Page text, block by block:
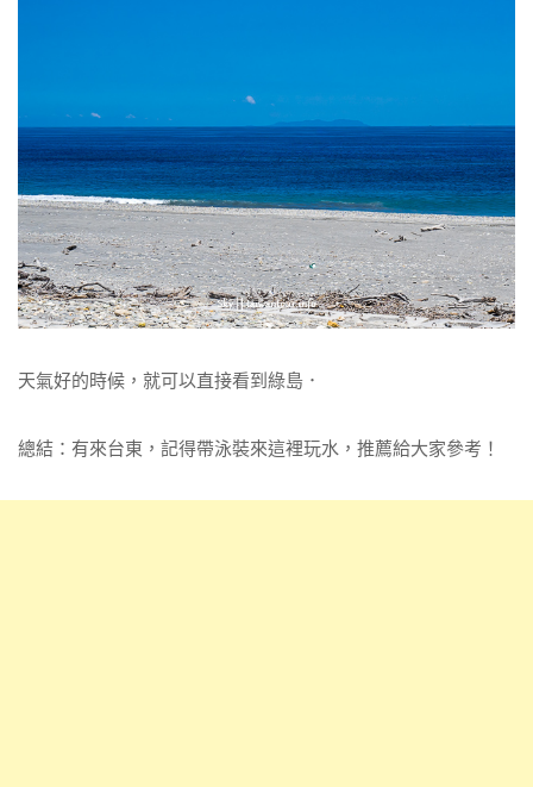
天氣好的時候，就可以直接看到綠島．
總結：有來台東，記得帶泳裝來這裡玩水，推薦給大家參考！